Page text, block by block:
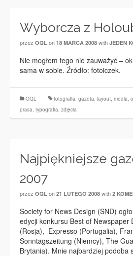
Wyborcza z
przez OQL on 18 MARCA 2008 with JEDEN
Nie mogłem tego nie zauważyć –
sama w sobie. Źródło: fotoiczek.
OQL fotografia, gazeta, layout, media,
prasa, typografia, zdjęcia
Najpiękniejsze
2007
przez OQL on 21 LUTEGO 2008 with 2
Society for News Design (SND)
edycji konkursu Best of Newspaper
(Rosja), Expresso (Portugalia),
Sonntagszeitung (Niemcy), The
Brytania). Mnie najbardziej podoba